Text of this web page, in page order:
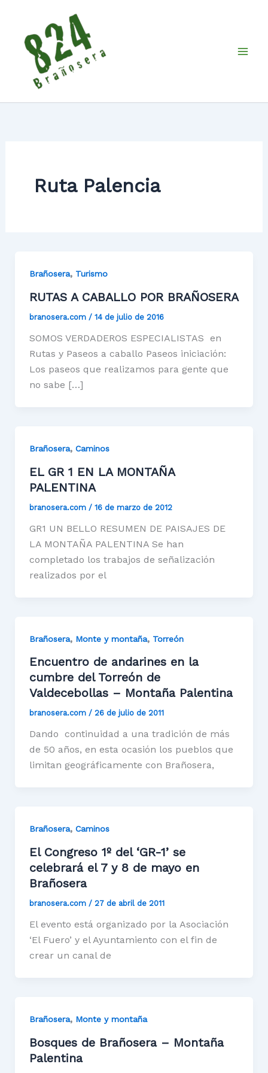
contenido
Ruta Palencia
Brañosera, Turismo
RUTAS A CABALLO POR BRAÑOSERA
branosera.com / 14 de julio de 2016
SOMOS VERDADEROS ESPECIALISTAS en
Rutas y Paseos a caballo Paseos iniciación:
Los paseos que realizamos para gente que
no sabe […]
Brañosera, Caminos
EL GR 1 EN LA MONTAÑA
PALENTINA
branosera.com / 16 de marzo de 2012
GR1 UN BELLO RESUMEN DE PAISAJES DE
LA MONTAÑA PALENTINA Se han
completado los trabajos de señalización
realizados por el
Brañosera, Monte y montaña, Torreón
Encuentro de andarines en la
cumbre del Torreón de
Valdecebollas – Montaña Palentina
branosera.com / 26 de julio de 2011
Dando continuidad a una tradición de más
de 50 años, en esta ocasión los pueblos que
limitan geográficamente con Brañosera,
Brañosera, Caminos
El Congreso 1º del ‘GR-1’ se
celebrará el 7 y 8 de mayo en
Brañosera
branosera.com / 27 de abril de 2011
El evento está organizado por la Asociación
‘El Fuero’ y el Ayuntamiento con el fin de
crear un canal de
Brañosera, Monte y montaña
Bosques de Brañosera – Montaña
Palentina